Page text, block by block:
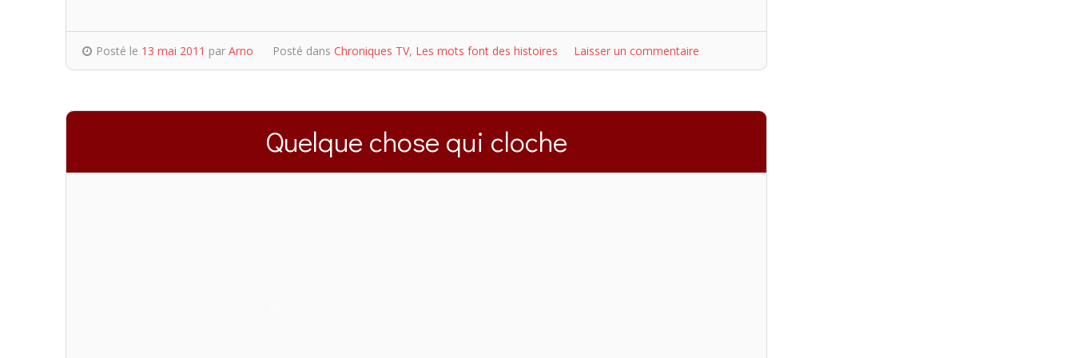
Posté le 13 mai 2011 par Arno Posté dans Chroniques TV, Les mots font des histoires Laisser un commentaire
Quelque chose qui cloche